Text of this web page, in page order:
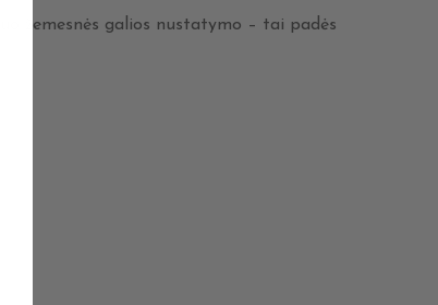
žemesnės galios nustatymo – tai padės